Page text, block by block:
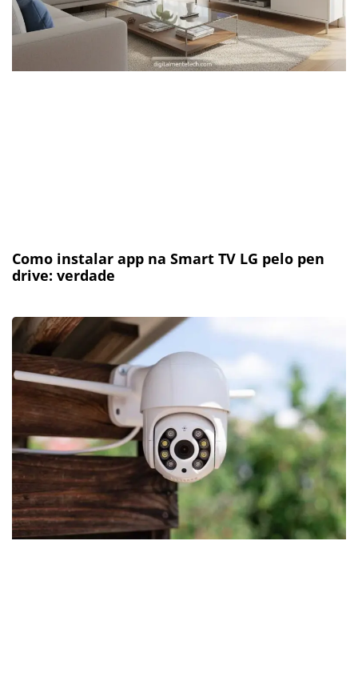
Como instalar app na Smart TV LG pelo pen
drive: verdade